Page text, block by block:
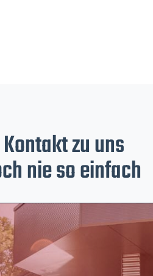
zu uns
nie so einfach